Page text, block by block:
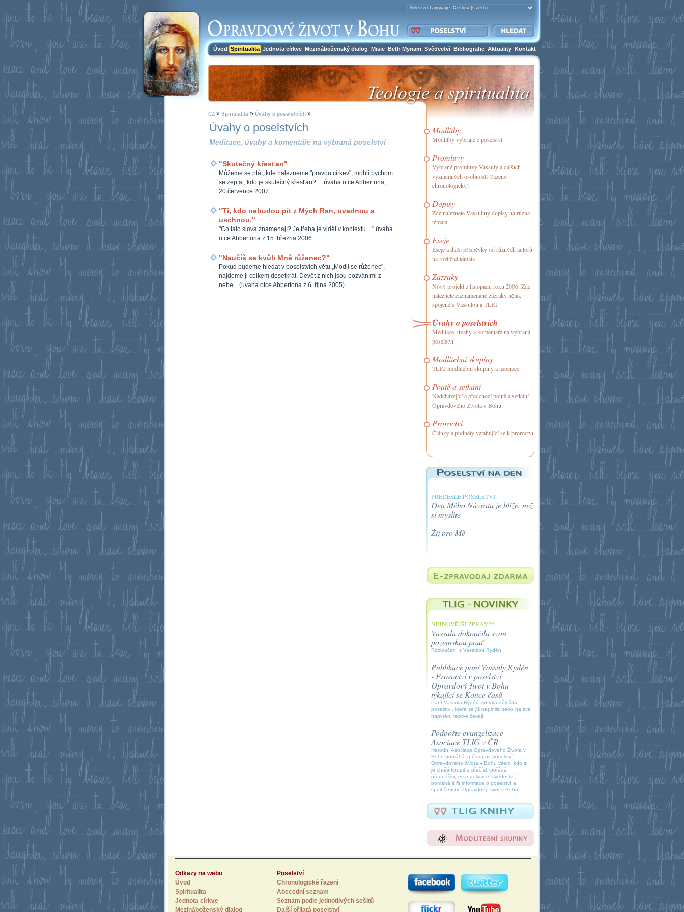
Úvod Spiritualita Jednota církve Mezináboženský dialog Misie Beth Myriam Svědectví Bibliografie Aktuality Kontakt
CZ » Spiritualita » Úvahy o poselstvích »
Úvahy o poselstvích
Meditace, úvahy a komentáře na vybraná poselství
"Skutečný křesťan"
Můžeme se ptát, kde nalezneme "pravou církev", mohli bychom
se zeptat, kdo je skutečný křesťan? ... úvaha otce Abbertona,
20.července 2007
"Ti, kdo nebudou pít z Mých Ran, uvadnou a
uschnou."
"Co tato slova znamenají? Je třeba je vidět v kontextu ..." úvaha
otce Abbertona z 15. března 2006
"Naučíš se kvůli Mně růženec?"
Pokud budeme hledat v poselstvích větu „Modli se růženec",
najdeme ji celkem desetkrát. Devět z nich jsou pozváními z
nebe... (úvaha otce Abbertona z 6. října 2005)
Modlitby
Modlitby vybrané z poselství
Promluvy
Vybrané promluvy Vassuly a dalších
významných osobností (řazeno
chronologicky)
Dopisy
Zde naleznete Vassuliny dopisy na různá
témata.
Eseje
Eseje a další příspěvky od různých autorů
na rozličná témata
Zázraky
Nový projekt z listopadu roku 2006. Zde
naleznete zaznamenané zázraky nějak
spojené s Vassulou a TLIG
Úvahy o poselstvích
Meditace, úvahy a komentáře na vybraná
poselství
Modlitební skupiny
TLIG modlitební skupiny a asociace
Poutě a setkání
Nadcházející a předchozí poutě a setkání
Opravdového Života v Bohu
Proroctví
Články a podněty vztahující se k proroctví
PŘEDEŠLÉ POSELSTVÍ:
Den Mého Návratu je blíže, než
si myslíte
Žij pro Mě
NEJNOVĚJŠÍ ZPRÁVY:
Vassula dokončila svou
pozemskou pouť
Rozloučení s Vassulou Rydén
Publikace paní Vassuly Rydén
- Proroctví v poselství
Opravdový život v Bohu
týkající se Konce časů
Paní Vassula Rydén vybrala důležitá
poselství, která se již naplnila nebo na své
naplnění teprve čekají.
Podpořte evangelizace -
Asociace TLIG v ČR
Národní Asociace Opravdového Života v
Bohu pomáhá zpřístupnit poselství
Opravdového života v Bohu všem, kdo si
je chtějí koupit a přečíst, pořádá
přednášky, evangelizace, svědectví,
pomáhá šířit informace o poselství a
společenství Opravdový život v Bohu
Odkazy na webu
Úvod
Spiritualita
Jednota církve
Mezináboženský dialog
Poselství
Chronologické řazení
Abecední seznam
Seznam podle jednotlivých sešitů
Další přijatá poselství